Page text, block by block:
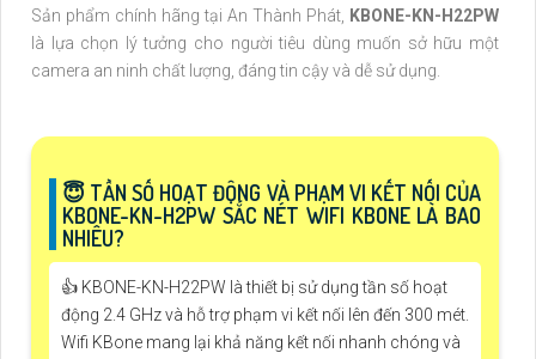
Sản phẩm chính hãng tại An Thành Phát,
KBONE-KN-H22PW
là lựa chọn lý tưởng cho người tiêu dùng muốn sở hữu một
camera an ninh chất lượng, đáng tin cậy và dễ sử dụng.
😇 TẦN SỐ HOẠT ĐỘNG VÀ PHẠM VI KẾT NỐI CỦA
KBONE-KN-H2PW SẮC NÉT WIFI KBONE LÀ BAO
NHIÊU?
👍 KBONE-KN-H22PW là thiết bị sử dụng tần số hoạt
động 2.4 GHz và hỗ trợ phạm vi kết nối lên đến 300 mét.
Wifi KBone mang lại khả năng kết nối nhanh chóng và